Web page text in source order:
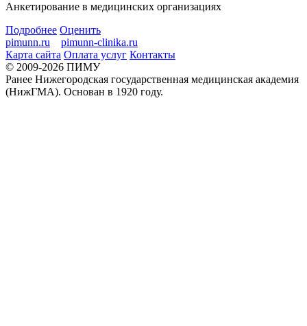
Анкетирование в медицинских организациях
Подробнее Оценить
pimunn.ru
pimunn-clinika.ru
Карта сайта Оплата услуг Контакты
© 2009-2026 ПИМУ
Ранее Нижегородская государственная медицинская академия
(НижГМА). Основан в 1920 году.